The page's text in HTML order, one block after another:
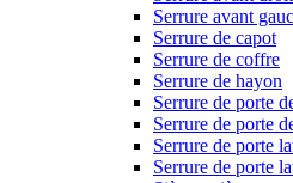
Serrure avant
Serrure de capot
Serrure de coffre
Serrure de hayon
Serrure de porte
Serrure de porte
Serrure de porte
Serrure de porte